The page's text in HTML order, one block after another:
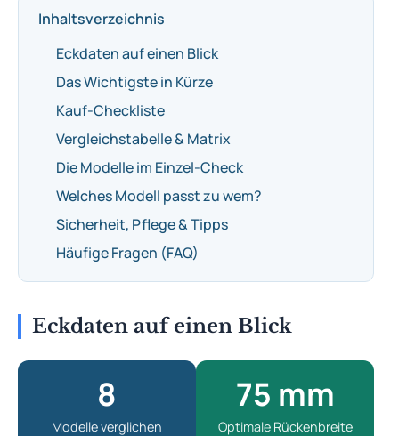
Inhaltsverzeichnis
Eckdaten auf einen Blick
Das Wichtigste in Kürze
Kauf-Checkliste
Vergleichstabelle & Matrix
Die Modelle im Einzel-Check
Welches Modell passt zu wem?
Sicherheit, Pflege & Tipps
Häufige Fragen (FAQ)
Eckdaten auf einen Blick
8
Modelle verglichen
75 mm
Optimale Rückenbreite